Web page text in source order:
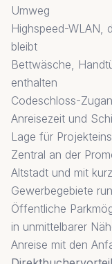
Umweg
Highspeed-WLAN,
bleibt
Bettwäsche,
enthalten
Codeschloss-
Anreisezeit und
Lage für
Zentral an der
Altstadt und mit
Gewerbegebiete
Öffentliche
in unmittelbarer
Anreise mit den